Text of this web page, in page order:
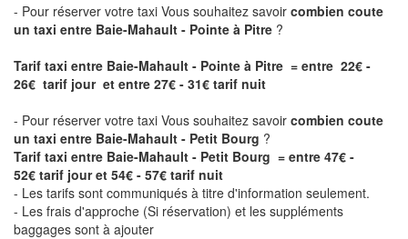
- Pour réserver votre taxi Vous souhaitez savoir combien coute
un taxi entre Baie-Mahault - Pointe à Pitre ?
Tarif taxi entre Baie-Mahault - Pointe à Pitre = entre 22€ -
26€ tarif jour et entre 27€ - 31€ tarif nuit
- Pour réserver votre taxi Vous souhaitez savoir combien coute
un taxi entre Baie-Mahault - Petit Bourg ?
Tarif taxi entre Baie-Mahault - Petit Bourg = entre 47€ -
52€ tarif jour et 54€ - 57€ tarif nuit
- Les tarifs sont communiqués à titre d'information seulement.
- Les frais d'approche (Si réservation) et les suppléments
baggages sont à ajouter